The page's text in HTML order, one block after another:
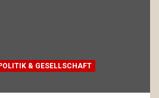
& GESELLSCHAFT